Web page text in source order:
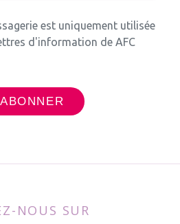
est uniquement utilisée
d'information de AFC
NOUS SUR